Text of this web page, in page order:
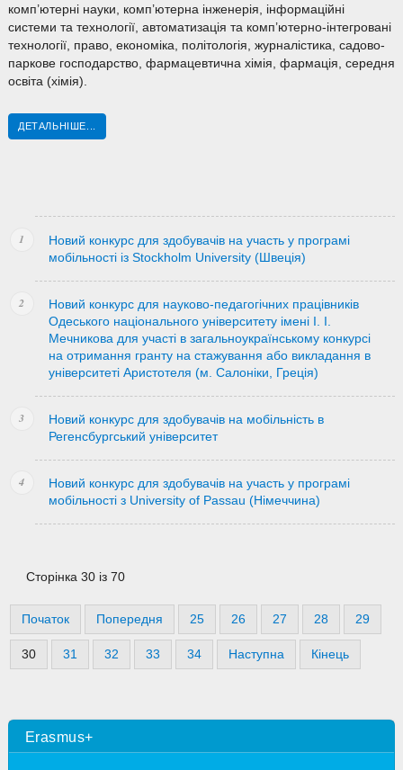
комп’ютерні науки, комп’ютерна інженерія, інформаційні
системи та технології, автоматизація та комп’ютерно-інтегровані
технології, право, економіка, політологія, журналістика, садово-
паркове господарство, фармацевтична хімія, фармація, середня
освіта (хімія).
ДЕТАЛЬНІШЕ...
Новий конкурс для здобувачів на участь у програмі
мобільності із Stockholm University (Швеція)
Новий конкурс для науково-педагогічних працівників
Одеського національного університету імені І. І.
Мечникова для участі в загальноукраїнському конкурсі
на отримання гранту на стажування або викладання в
університеті Аристотеля (м. Салоніки, Греція)
Новий конкурс для здобувачів на мобільність в
Регенсбургський університет
Новий конкурс для здобувачів на участь у програмі
мобільності з University of Passau (Німеччина)
Сторінка 30 із 70
Початок Попередня 25 26 27 28 29
30 31 32 33 34 Наступна Кінець
Erasmus+